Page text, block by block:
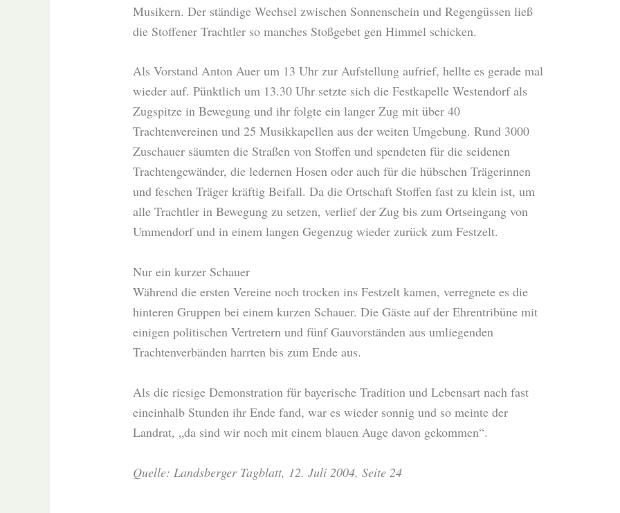
Musikern. Der ständige Wechsel zwischen Sonnenschein und Regengüssen ließ
die Stoffener Trachtler so manches Stoßgebet gen Himmel schicken.
Als Vorstand Anton Auer um 13 Uhr zur Aufstellung aufrief, hellte es gerade mal
wieder auf. Pünktlich um 13.30 Uhr setzte sich die Festkapelle Westendorf als
Zugspitze in Bewegung und ihr folgte ein langer Zug mit über 40
Trachtenvereinen und 25 Musikkapellen aus der weiten Umgebung. Rund 3000
Zuschauer säumten die Straßen von Stoffen und spendeten für die seidenen
Trachtengewänder, die ledernen Hosen oder auch für die hübschen Trägerinnen
und feschen Träger kräftig Beifall. Da die Ortschaft Stoffen fast zu klein ist, um
alle Trachtler in Bewegung zu setzen, verlief der Zug bis zum Ortseingang von
Ummendorf und in einem langen Gegenzug wieder zurück zum Festzelt.
Nur ein kurzer Schauer
Während die ersten Vereine noch trocken ins Festzelt kamen, verregnete es die
hinteren Gruppen bei einem kurzen Schauer. Die Gäste auf der Ehrentribüne mit
einigen politischen Vertretern und fünf Gauvorständen aus umliegenden
Trachtenverbänden harrten bis zum Ende aus.
Als die riesige Demonstration für bayerische Tradition und Lebensart nach fast
eineinhalb Stunden ihr Ende fand, war es wieder sonnig und so meinte der
Landrat, „da sind wir noch mit einem blauen Auge davon gekommen“.
Quelle: Landsberger Tagblatt, 12. Juli 2004, Seite 24